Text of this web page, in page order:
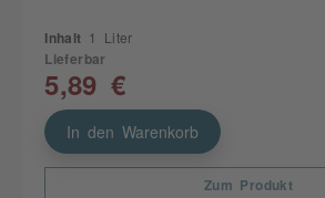
Inhalt 1 Liter
Lieferbar
5,89 €
In den Warenkorb
Zum Produkt